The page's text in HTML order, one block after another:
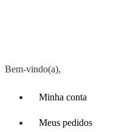
Bem-vindo(a),
Minha conta
Meus pedidos